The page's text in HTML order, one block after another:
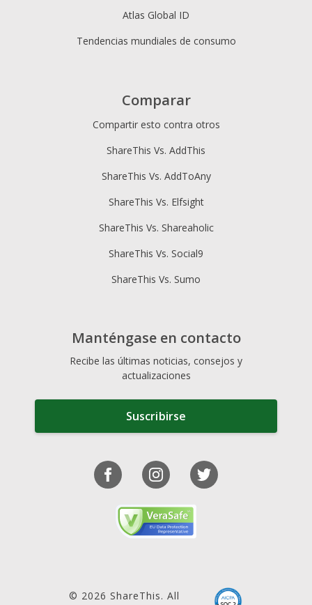
Atlas Global ID
Tendencias mundiales de consumo
Comparar
Compartir esto contra otros
ShareThis Vs. AddThis
ShareThis Vs. AddToAny
ShareThis Vs. Elfsight
ShareThis Vs. Shareaholic
ShareThis Vs. Social9
ShareThis Vs. Sumo
Manténgase en contacto
Recibe las últimas noticias, consejos y
actualizaciones
Suscribirse
© 2026 ShareThis. All